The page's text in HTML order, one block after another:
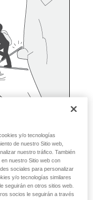
realizado en
y/o tecnologías
de nuestro Sitio web,
nuestro tráfico. También
nuestro Sitio web con
sociales para personalizar
y/o tecnologías similares
seguirán en otros sitios web.
socios le seguirán a través